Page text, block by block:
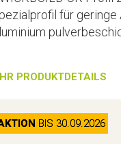
für geringe
PRODUKTDETAILS
BIS 30.09.2026